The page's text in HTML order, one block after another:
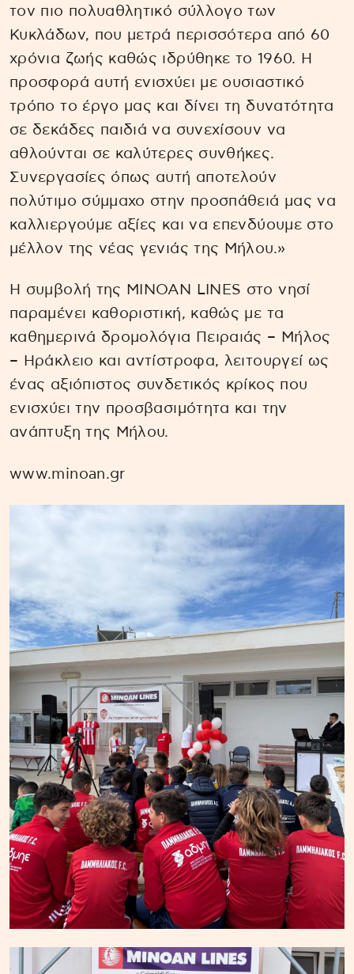
τον πιο πολυαθλητικό σύλλογο των
Κυκλάδων, που μετρά περισσότερα από 60
χρόνια ζωής καθώς ιδρύθηκε το 1960. Η
προσφορά αυτή ενισχύει με ουσιαστικό
τρόπο το έργο μας και δίνει τη δυνατότητα
σε δεκάδες παιδιά να συνεχίσουν να
αθλούνται σε καλύτερες συνθήκες.
Συνεργασίες όπως αυτή αποτελούν
πολύτιμο σύμμαχο στην προσπάθειά μας να
καλλιεργούμε αξίες και να επενδύουμε στο
μέλλον της νέας γενιάς της Μήλου.»
Η συμβολή της MINOAN LINES στο νησί
παραμένει καθοριστική, καθώς με τα
καθημερινά δρομολόγια Πειραιάς – Μήλος
– Ηράκλειο και αντίστροφα, λειτουργεί ως
ένας αξιόπιστος συνδετικός κρίκος που
ενισχύει την προσβασιμότητα και την
ανάπτυξη της Μήλου.
www.minoan.gr